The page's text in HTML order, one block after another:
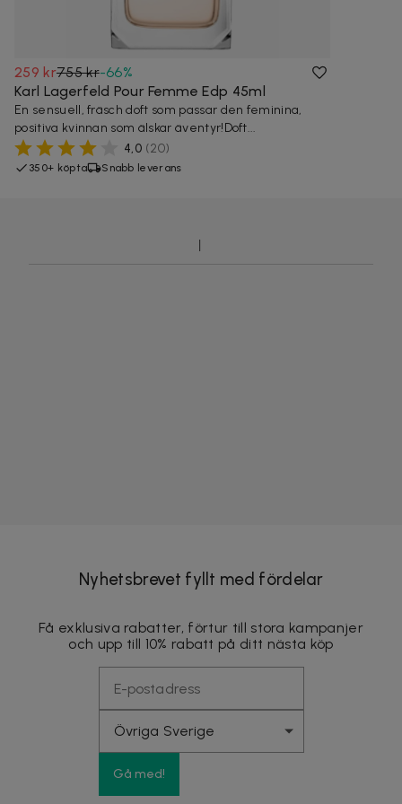
259 kr755 kr-66%
Karl Lagerfeld Pour Femme Edp 45ml
En sensuell, fräsch doft som passar den feminina,
positiva kvinnan som älskar äventyr!Doft...
4,0 (20)
350+ köpta Snabb leverans
Nyhetsbrevet fyllt med fördelar
Få exklusiva rabatter, förtur till stora kampanjer
och upp till 10% rabatt på ditt nästa köp
Gå med!